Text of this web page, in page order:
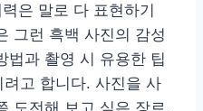
은 말로 다 표현하기
그런 흑백 사진의 감성
법과 촬영 시 유용한 팁
고 합니다. 사진을 사